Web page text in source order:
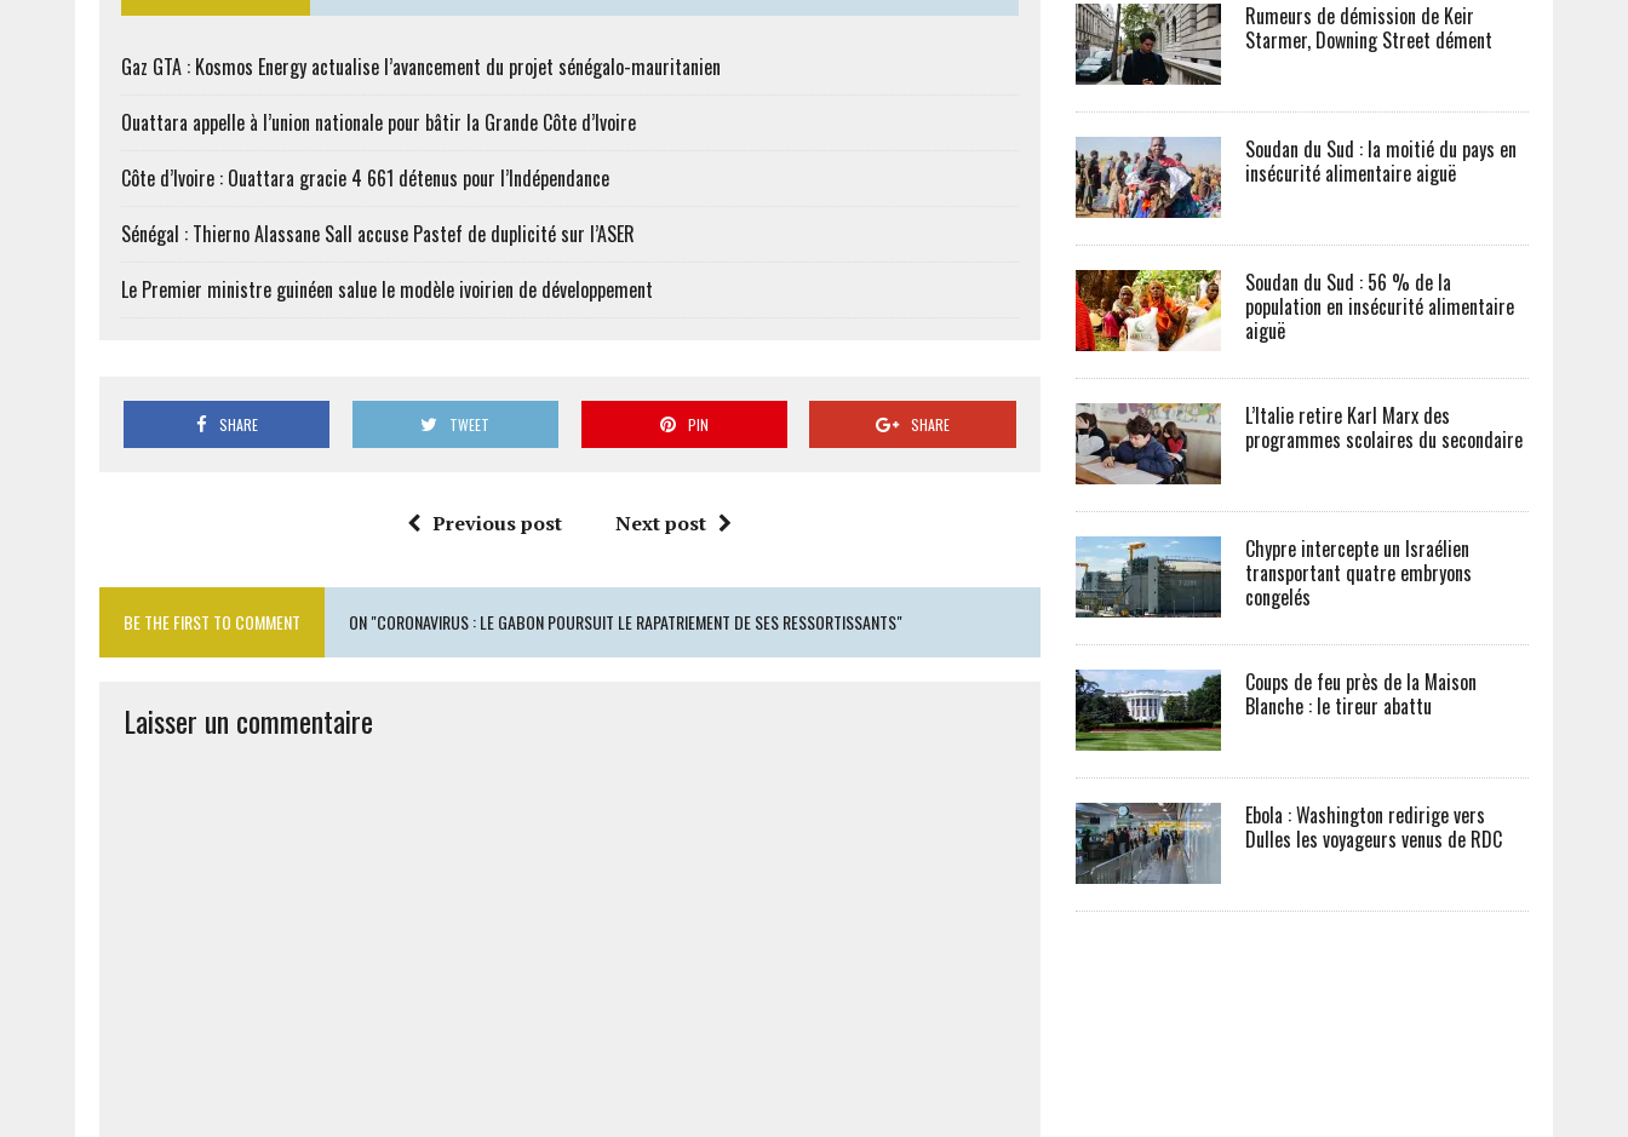
Gaz GTA : Kosmos Energy actualise l’avancement du projet sénégalo-mauritanien
Ouattara appelle à l’union nationale pour bâtir la Grande Côte d’Ivoire
Côte d’Ivoire : Ouattara gracie 4 661 détenus pour l’Indépendance
Sénégal : Thierno Alassane Sall accuse Pastef de duplicité sur l’ASER
Le Premier ministre guinéen salue le modèle ivoirien de développement
SHARE TWEET PIN SHARE
Previous post Next post
BE THE FIRST TO COMMENT ON "CORONAVIRUS : LE GABON POURSUIT LE RAPATRIEMENT DE SES RESSORTISSANTS"
Laisser un commentaire
Rumeurs de démission de Keir
Starmer, Downing Street dément
Soudan du Sud : la moitié du pays en
insécurité alimentaire aiguë
Soudan du Sud : 56 % de la
population en insécurité alimentaire
aiguë
L’Italie retire Karl Marx des
programmes scolaires du secondaire
Chypre intercepte un Israélien
transportant quatre embryons
congelés
Coups de feu près de la Maison
Blanche : le tireur abattu
Ebola : Washington redirige vers
Dulles les voyageurs venus de RDC